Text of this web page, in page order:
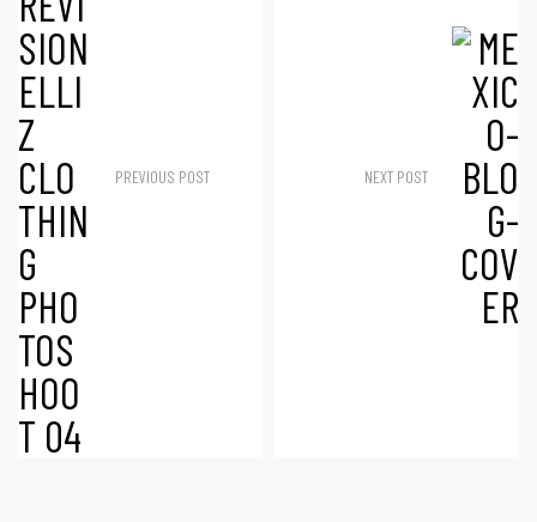
PREVIOUS POST NEXT POST